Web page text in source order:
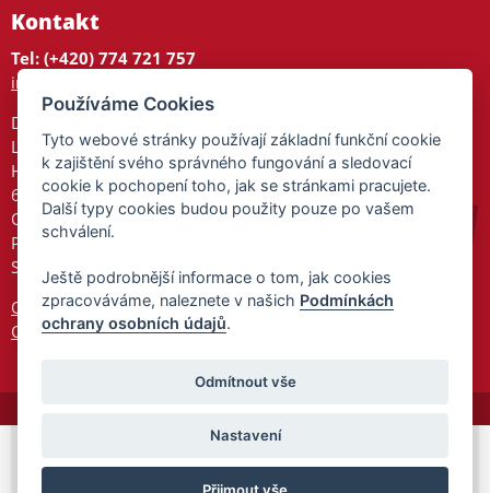
Kontakt
Tel: (+420) 774 721 757
info@tajnedarky.cz
Dárkové centrum
Legionářů 2
Hodonín
695 01
Otevřeno:
Po-Pá 9-17
So 9-11:30
Ochrana osobních údajů
Cookies
© 2026 Tajnedarky.cz -Partnerský
Používáme Cookies
Tyto webové stránky používají základní funkční cookie
k zajištění svého správného fungování a sledovací
cookie k pochopení toho, jak se stránkami pracujete.
Další typy cookies budou použity pouze po vašem
schválení.
Ještě podrobnější informace o tom, jak cookies
zpracováváme, naleznete v našich Podmínkách
ochrany osobních údajů.
Odmítnout vše
Nastavení
Přijmout vše